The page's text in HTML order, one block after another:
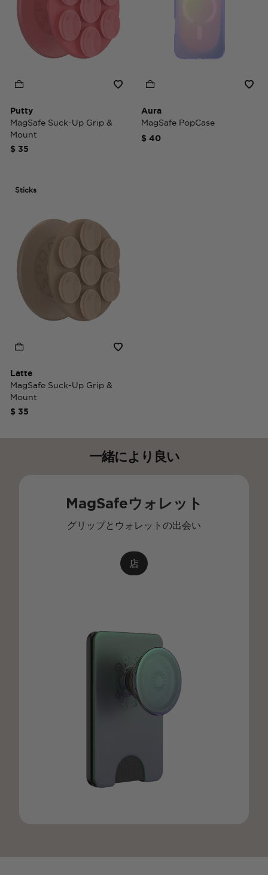
Putty
MagSafe Suck-Up Grip &
Mount
$ 35
Aura
MagSafe PopCase
$ 40
Sticks
Latte
MagSafe Suck-Up Grip &
Mount
$ 35
一緒により良い
MagSafeウォレット
グリップとウォレットの出会い
店